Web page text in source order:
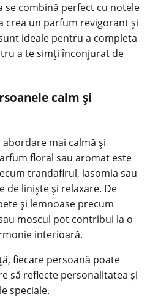
se combină perfect cu notele
crea un parfum revigorant și
ideale pentru a completa
a te simți înconjurat de
calm și
mai calmă și
floral sau aromat este
trandafirul, iasomia sau
de liniște și relaxare. De
și lemnoase precum
moscul pot contribui la o
interioară.
fiecare persoană poate
să reflecte personalitatea și
speciale.